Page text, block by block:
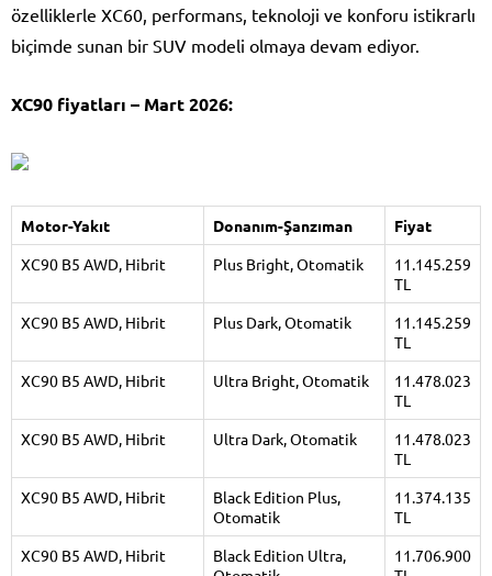
özelliklerle XC60, performans, teknoloji ve konforu istikrarlı
biçimde sunan bir SUV modeli olmaya devam ediyor.
XC90 fiyatları – Mart 2026:
Motor-Yakıt Donanım-Şanzıman
Fiyat
XC90 B5 AWD, Hibrit
Plus Bright, Otomatik
11.145.259
TL
XC90 B5 AWD, Hibrit
Plus Dark, Otomatik
11.145.259
TL
XC90 B5 AWD, Hibrit
Ultra Bright, Otomatik
11.478.023
TL
XC90 B5 AWD, Hibrit
Ultra Dark, Otomatik
11.478.023
TL
XC90 B5 AWD, Hibrit
Black Edition Plus,
Otomatik
11.374.135
TL
XC90 B5 AWD, Hibrit
Black Edition Ultra,
11.706.900